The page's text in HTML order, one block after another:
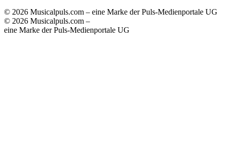
© 2026 Musicalpuls.com – eine Marke der Puls-Medienportale UG
© 2026 Musicalpuls.com –
eine Marke der Puls-Medienportale UG